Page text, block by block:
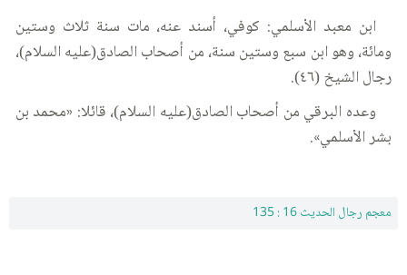
ابن معبد الأسلمي: كوفي، أسند عنه، مات سنة ثلاث وستين
ومائة، وهو ابن سبع وستين سنة، من أصحاب الصادق(عليه السلام)،
رجال الشيخ (٤٦).
وعده البرقي من أصحاب الصادق(عليه السلام)، قائلا: «محمد بن
بشر الأسلمي».
معجم رجال الحديث 16 : 135